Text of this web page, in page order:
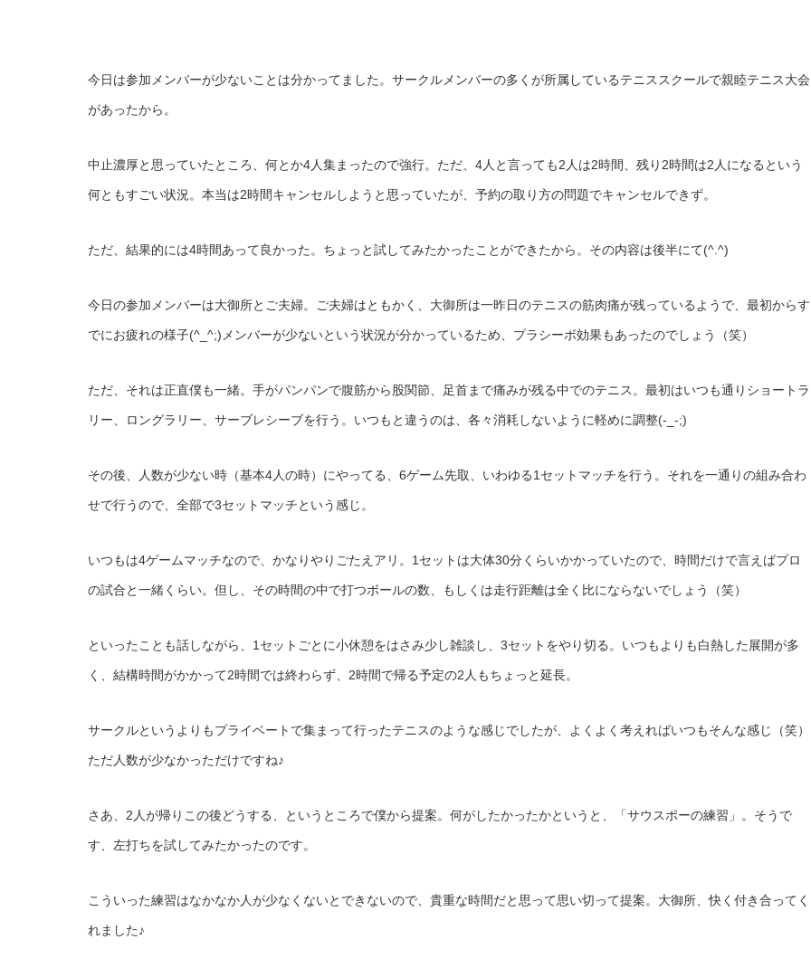
今日は参加メンバーが少ないことは分かってました。サークルメンバーの多くが所属しているテニススクールで親睦テニス大会
があったから。
中止濃厚と思っていたところ、何とか4人集まったので強行。ただ、4人と言っても2人は2時間、残り2時間は2人になるという
何ともすごい状況。本当は2時間キャンセルしようと思っていたが、予約の取り方の問題でキャンセルできず。
ただ、結果的には4時間あって良かった。ちょっと試してみたかったことができたから。その内容は後半にて(^.^)
今日の参加メンバーは大御所とご夫婦。ご夫婦はともかく、大御所は一昨日のテニスの筋肉痛が残っているようで、最初からす
でにお疲れの様子(^_^;)メンバーが少ないという状況が分かっているため、プラシーボ効果もあったのでしょう（笑）
ただ、それは正直僕も一緒。手がパンパンで腹筋から股関節、足首まで痛みが残る中でのテニス。最初はいつも通りショートラ
リー、ロングラリー、サーブレシーブを行う。いつもと違うのは、各々消耗しないように軽めに調整(-_-;)
その後、人数が少ない時（基本4人の時）にやってる、6ゲーム先取、いわゆる1セットマッチを行う。それを一通りの組み合わ
せで行うので、全部で3セットマッチという感じ。
いつもは4ゲームマッチなので、かなりやりごたえアリ。1セットは大体30分くらいかかっていたので、時間だけで言えばプロ
の試合と一緒くらい。但し、その時間の中で打つボールの数、もしくは走行距離は全く比にならないでしょう（笑）
といったことも話しながら、1セットごとに小休憩をはさみ少し雑談し、3セットをやり切る。いつもよりも白熱した展開が多
く、結構時間がかかって2時間では終わらず、2時間で帰る予定の2人もちょっと延長。
サークルというよりもプライベートで集まって行ったテニスのような感じでしたが、よくよく考えればいつもそんな感じ（笑）
ただ人数が少なかっただけですね♪
さあ、2人が帰りこの後どうする、というところで僕から提案。何がしたかったかというと、「サウスポーの練習」。そうで
す、左打ちを試してみたかったのです。
こういった練習はなかなか人が少なくないとできないので、貴重な時間だと思って思い切って提案。大御所、快く付き合ってく
れました♪